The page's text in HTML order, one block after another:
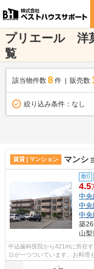
プリエール 洋
覧
該当物件数 8件 販売数
絞り込み条件： なし
賃貸 | マンション マンシ
敷0
4.5
中央
中央
中央
築
山梨
中込歯科医院から421mに所在
ロが一つついています、お料理